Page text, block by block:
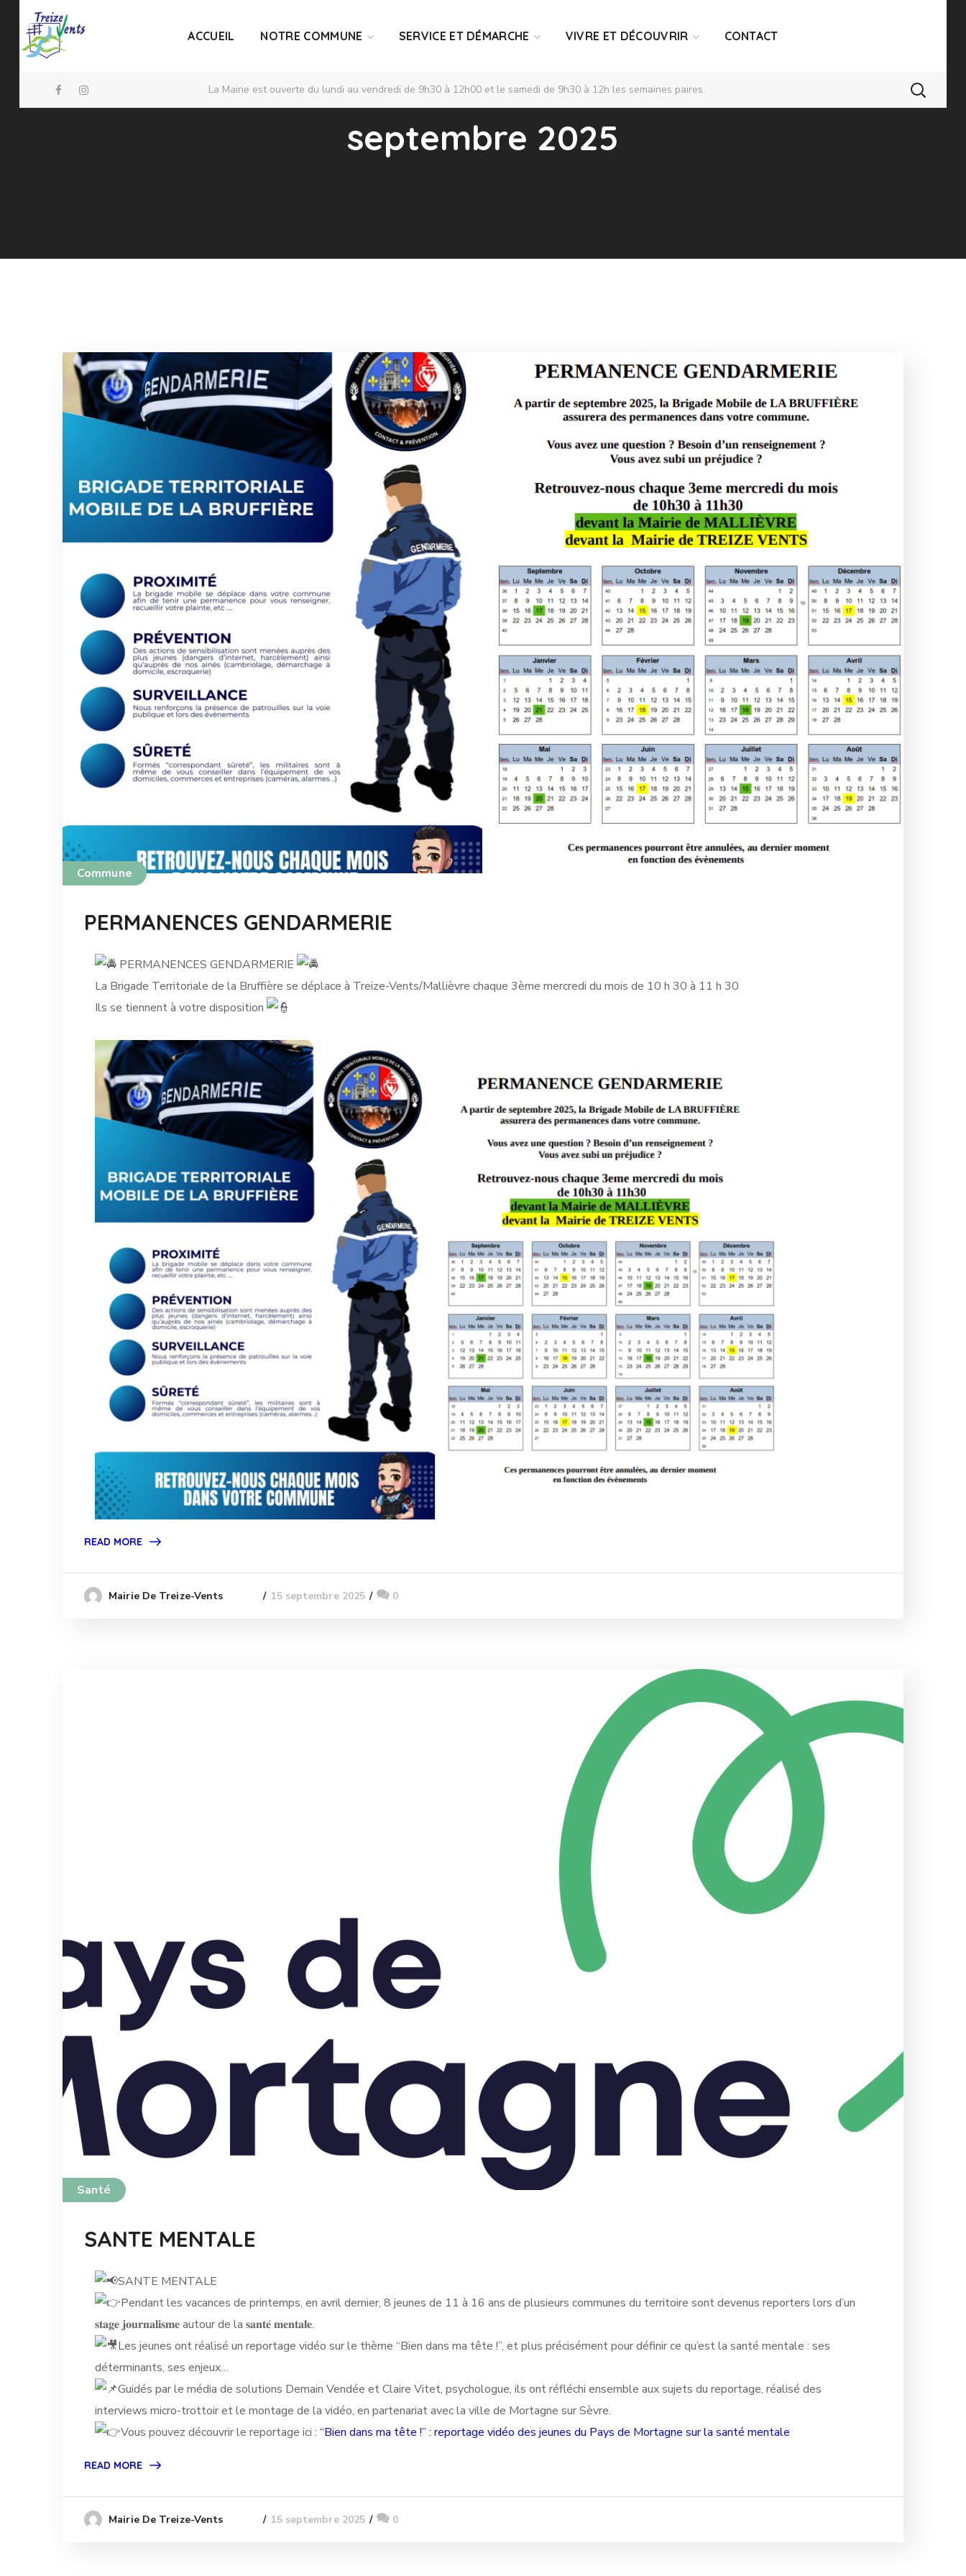
ACCUEIL NOTRE COMMUNE SERVICE ET DÉMARCHE VIVRE ET DÉCOUVRIR CONTACT
La Mairie est ouverte du lundi au vendredi de 9h30 à 12h00 et le samedi de 9h30 à 12h les semaines paires.
septembre 2025
Commune
PERMANENCES GENDARMERIE
PERMANENCES GENDARMERIE
La Brigade Territoriale de la Bruffière se déplace à Treize-Vents/Mallièvre chaque 3ème mercredi du mois de 10 h 30 à 11 h 30
Ils se tiennent à votre disposition
READ MORE
Mairie De Treize-Vents 15 septembre 2025 0
Santé
SANTE MENTALE
SANTE MENTALE
Pendant les vacances de printemps, en avril dernier, 8 jeunes de 11 à 16 ans de plusieurs communes du territoire sont devenus reporters lors d’un
𝐬𝐭𝐚𝐠𝐞 𝐣𝐨𝐮𝐫𝐧𝐚𝐥𝐢𝐬𝐦𝐞 autour de la 𝐬𝐚𝐧𝐭𝐞́ 𝐦𝐞𝐧𝐭𝐚𝐥𝐞.
Les jeunes ont réalisé un reportage vidéo sur le thème “Bien dans ma tête !”, et plus précisément pour définir ce qu’est la santé mentale : ses
déterminants, ses enjeux…
Guidés par le média de solutions Demain Vendée et Claire Vitet, psychologue, ils ont réfléchi ensemble aux sujets du reportage, réalisé des
interviews micro-trottoir et le montage de la vidéo, en partenariat avec la ville de Mortagne sur Sèvre.
Vous pouvez découvrir le reportage ici : “Bien dans ma tête !” : reportage vidéo des jeunes du Pays de Mortagne sur la santé mentale
READ MORE
Mairie De Treize-Vents 15 septembre 2025 0